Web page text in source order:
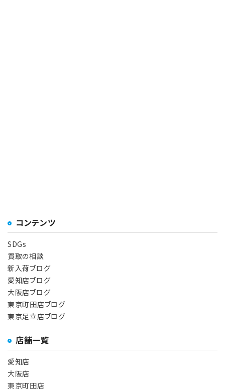
コンテンツ
SDGs
買取の相談
新入荷ブログ
愛知店ブログ
大阪店ブログ
東京町田店ブログ
東京足立店ブログ
店舗一覧
愛知店
大阪店
東京町田店